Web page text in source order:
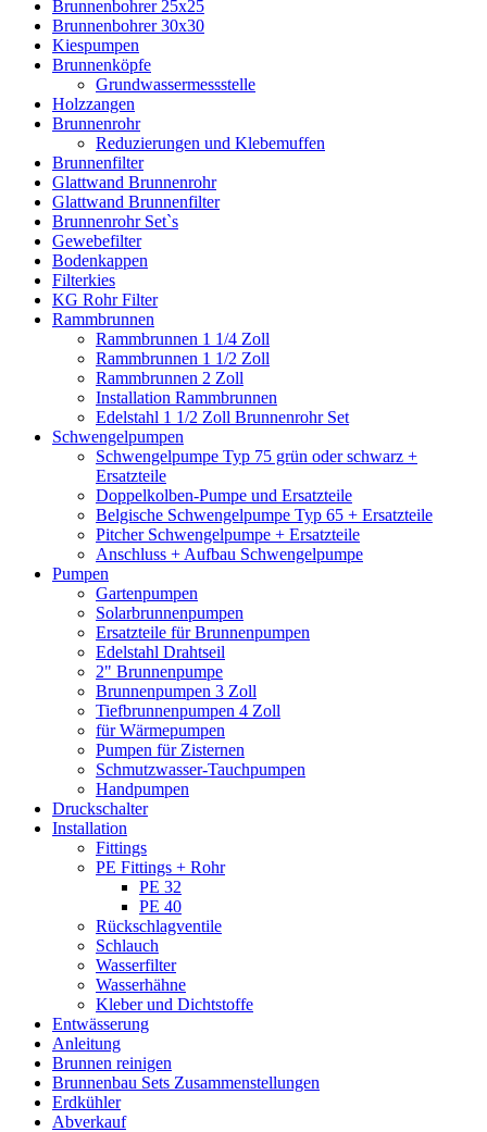
Brunnenbohrer 25x25
Brunnenbohrer 30x30
Kiespumpen
Brunnenköpfe
Grundwassermessstelle
Holzzangen
Brunnenrohr
Reduzierungen und Klebemuffen
Brunnenfilter
Glattwand Brunnenrohr
Glattwand Brunnenfilter
Brunnenrohr Set`s
Gewebefilter
Bodenkappen
Filterkies
KG Rohr Filter
Rammbrunnen
Rammbrunnen 1 1/4 Zoll
Rammbrunnen 1 1/2 Zoll
Rammbrunnen 2 Zoll
Installation Rammbrunnen
Edelstahl 1 1/2 Zoll Brunnenrohr Set
Schwengelpumpen
Schwengelpumpe Typ 75 grün oder schwarz +
Ersatzteile
Doppelkolben-Pumpe und Ersatzteile
Belgische Schwengelpumpe Typ 65 + Ersatzteile
Pitcher Schwengelpumpe + Ersatzteile
Anschluss + Aufbau Schwengelpumpe
Pumpen
Gartenpumpen
Solarbrunnenpumpen
Ersatzteile für Brunnenpumpen
Edelstahl Drahtseil
2" Brunnenpumpe
Brunnenpumpen 3 Zoll
Tiefbrunnenpumpen 4 Zoll
für Wärmepumpen
Pumpen für Zisternen
Schmutzwasser-Tauchpumpen
Handpumpen
Druckschalter
Installation
Fittings
PE Fittings + Rohr
PE 32
PE 40
Rückschlagventile
Schlauch
Wasserfilter
Wasserhähne
Kleber und Dichtstoffe
Entwässerung
Anleitung
Brunnen reinigen
Brunnenbau Sets Zusammenstellungen
Erdkühler
Abverkauf